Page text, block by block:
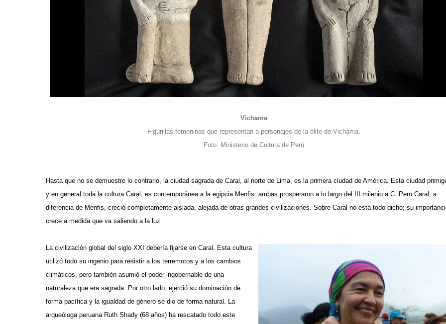
Vichama
Figurillas femeninas que representan a personajes de la élite de Vichama.
Foto: Ministerio de Cultura de Perú
Hasta que no se demuestre lo contrario, la ciudad sagrada de Caral , al norte de Lima, es la primera ciudad de América. Esta ciudad
y en general toda la cultura Caral, es contemporánea a la egipcia Menfis: ambas prosperaron a lo largo del III milenio a.C. Pero Caral, a
diferencia de Menfis, creció completamente aislada, alejada de otras grandes civilizaciones. Sobre Caral no está todo dicho; su
crece a medida que va saliendo a la luz.
La civilización global del siglo XXI debería fijarse en Caral. Esta cultura
utilizó todo su ingenio para resistir a los terremotos y a los cambios
climáticos, pero también asumió el poder ingobernable de una
naturaleza que era sagrada. Por otro lado, ejerció su dominación de
forma pacífica y la igualdad de género se dio de forma natural. La
arqueóloga peruana Ruth Shady (68 años) ha rescatado todo este